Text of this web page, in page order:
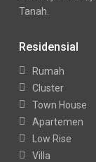
Tanah.
Residensial
Rumah
Cluster
Town House
Apartemen
Low Rise
Villa